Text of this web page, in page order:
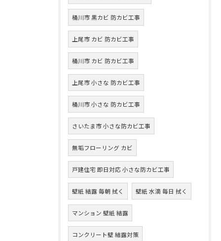
桶川市 黒カビ 防カビ工事
上尾市 カビ 防カビ工事
桶川市 カビ 防カビ工事
上尾市 小さな 防カビ工事
桶川市 小さな 防カビ工事
さいたま市 小さな防カビ工事
無垢フローリング カビ
戸建住宅 即日対応 小さな防カビ工事
壁紙 結露 毎朝 拭く 壁紙 水滴 毎日 拭く
マンション 壁紙 結露
コンクリート壁 結露対策